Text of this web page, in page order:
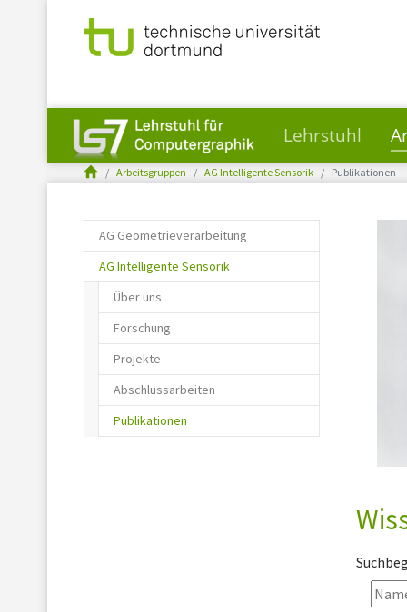
Skip to main content
Lehrstuhl
You are here:Arbeitsgruppen AG Intelligente Sensorik Publikationen
AG Geometrieverarbeitung
AG Intelligente Sensorik
Über uns
Forschung
Projekte
Abschlussarbeiten
Publikationen